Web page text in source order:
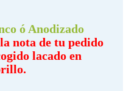
ó Anodizado
nota de tu pedido
lacado en